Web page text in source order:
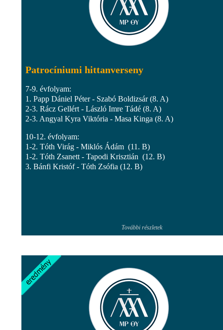
Patrocíniumi hittanverseny
7-9. évfolyam:
1. Papp Dániel Péter - Szabó Boldizsár (8. A)
2-3. Rácz Gellért - László Imre Tádé (8. A)
2-3. Angyal Kyra Viktória - Masa Kinga (8. A)
10-12. évfolyam:
1-2. Tóth Virág - Miklós Ádám (11. B)
1-2. Tóth Zsanett - Tapodi Krisztián (12. B)
3. Bánfi Kristóf - Tóth Zsófia (12. B)
További részletek